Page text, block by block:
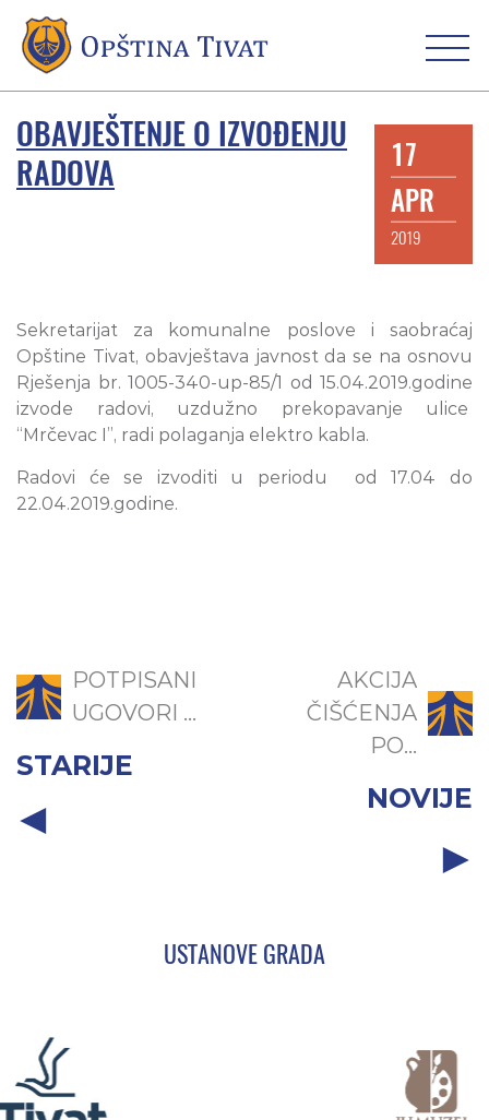
OBAVJEŠTENJE O IZVOĐENJU
RADOVA
17
APR
2019
Sekretarijat za komunalne poslove i saobraćaj
Opštine Tivat, obavještava javnost da se na osnovu
Rješenja br. 1005-340-up-85/1 od 15.04.2019.godine
izvode radovi, uzdužno prekopavanje ulice
“Mrčevac I”, radi polaganja elektro kabla.
Radovi će se izvoditi u periodu od 17.04 do
22.04.2019.godine.
POTPISANI
UGOVORI ...
STARIJE
AKCIJA
ČIŠĆENJA
PO...
NOVIJE
USTANOVE GRADA